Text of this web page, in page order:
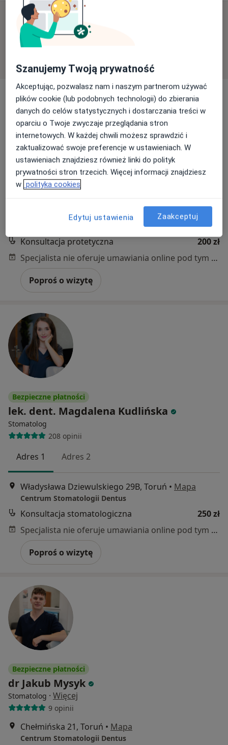
Dostępni specjaliści
Specjaliści znajdują się poza Lubicz, kujawsko-
wyszukiwaniu.
lek. dent. Witold Kozanecki
Stomatolog·Więcej
ul. Fałata 17a /6, Torun, Poland, Toruń •Mapa
Konsultacja protetyczna
200 zł
Specjalista nie oferuje umawiania online pod tym adresem.
Poproś o wizytę
Bezpieczne płatności
lek. dent. Magdalena Kudlińska
Stomatolog
208 opinii
Adres 1 Adres 2
Władysława Dziewulskiego 29B, Toruń • Mapa
Centrum Stomatologii Dentus
Konsultacja stomatologiczna
250 zł
Specjalista nie oferuje umawiania online pod tym adresem.
Poproś o wizytę
Bezpieczne płatności
dr Jakub Mysyk
Stomatolog · Więcej
9 opinii
Chełmińska 21, Toruń • Mapa
Centrum Stomatologii Dentus
Szanujemy Twoją prywatność
Akceptując, pozwalasz nam i naszym partnerom używać
plików cookie (lub podobnych technologii) do zbierania
danych do celów statystycznych i dostarczania treści w
oparciu o Twoje zwyczaje przeglądania stron
internetowych. W każdej chwili możesz sprawdzić i
zaktualizować swoje preferencje w ustawieniach. W
ustawieniach znajdziesz również linki do polityk
prywatności stron trzecich. Więcej informacji znajdziesz
w polityka cookies
Edytuj ustawienia Zaakceptuj